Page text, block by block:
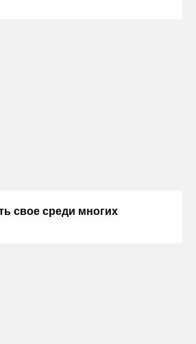
свое среди многих